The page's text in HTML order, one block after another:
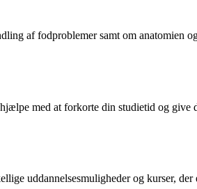
af fodproblemer samt om anatomien
med at forkorte din studietid og give
uddannelsesmuligheder og kurser,